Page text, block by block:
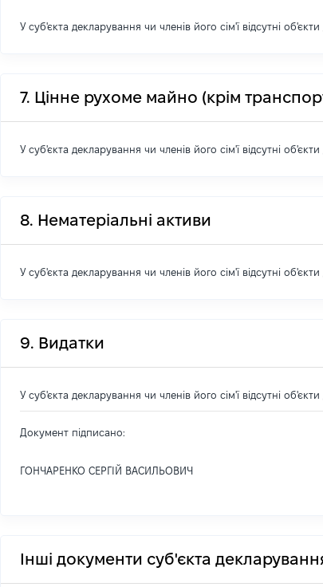
У суб'єкта декларування чи членів його сім'ї відсутні
7. Цінне рухоме майно (крім
У суб'єкта декларування чи членів його сім'ї відсутні
8. Нематеріальні активи
У суб'єкта декларування чи членів його сім'ї відсутні
9. Видатки
У суб'єкта декларування чи членів його сім'ї відсутні
Документ підписано:
ГОНЧАРЕНКО СЕРГІЙ ВАСИЛЬОВИЧ
Інші документи суб'єкта